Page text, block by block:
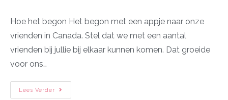
Hoe het begon Het begon met een appje naar onze
vrienden in Canada. Stel dat we met een aantal
vrienden bij jullie bij elkaar kunnen komen. Dat groeide
voor ons…
Lees Verder